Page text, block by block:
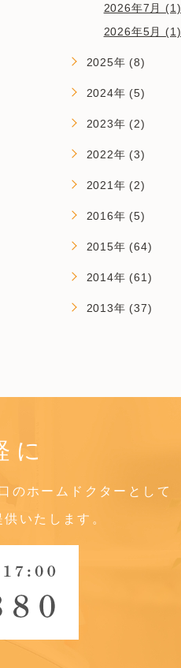
2026年7月 (1)
2026年5月 (1)
2025年 (8)
2024年 (5)
2023年 (2)
2022年 (3)
2021年 (2)
2016年 (5)
2015年 (64)
2014年 (61)
2013年 (37)
に
のホームドクターとして
いたします。